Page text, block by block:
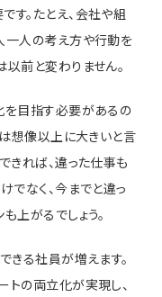
。たとえ、会社や組
一人の考え方や行動を
前と変わりません。
を目指す必要があるの
は想像以上に大きいと言
きれば、違った仕事も
でなく、今までと違っ
上がるでしょう。
きる社員が増えます。
の両立化が実現し、